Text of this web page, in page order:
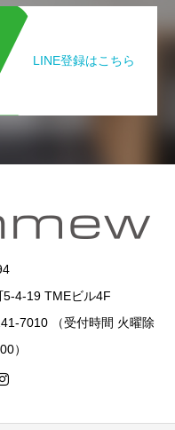
LINE登録はこちら
4-19 TMEビル4F
7010 （受付時間 火曜除
）